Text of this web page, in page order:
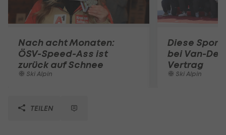
Nach acht Monaten:
ÖSV-Speed-Ass ist
zurück auf Schnee
Ski Alpin
Diese
bei Van-
Vertrag
Ski Alpin
TEILEN